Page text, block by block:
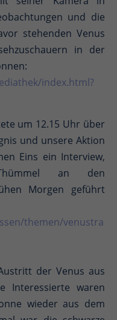
und die
stehenden Venus
in der
index.html?
um 12.15 Uhr über
und unsere Aktion
Eins ein Interview,
an den
Morgen geführt
themen/venustra
der Venus aus
Interessierte waren
wieder aus dem